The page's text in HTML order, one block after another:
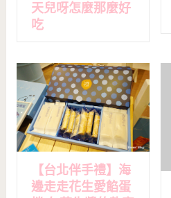
天兒呀怎麼那麼好
吃
【台北伴手禮】海
邊走走花生愛餡蛋